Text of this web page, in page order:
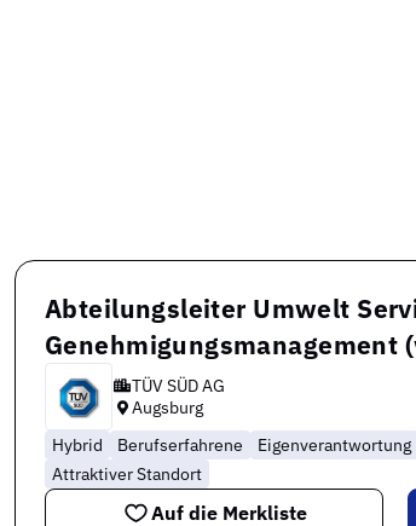
Abteilungsleiter Umwelt
Genehmigungsmanagement
TÜV SÜD AG
Augsburg
Hybrid
Berufserfahrene Eigenverantwortung
Attraktiver Standort
Auf die Merkliste